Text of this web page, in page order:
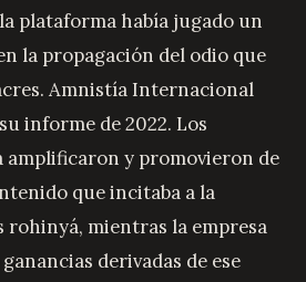
plataforma había jugado un
la propagación del odio que
Amnistía Internacional
informe de 2022. Los
amplificaron y promovieron de
que incitaba a la
mientras la empresa
derivadas de ese